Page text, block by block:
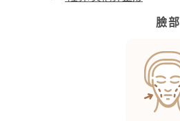
臉部